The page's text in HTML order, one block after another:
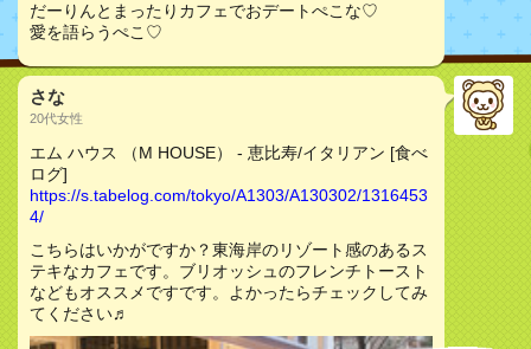
だーりんとまったりカフェでおデートぺこな♡
愛を語らうぺこ♡
さな
20代女性
エム ハウス （M HOUSE） - 恵比寿/イタリアン [食べ
ログ]
https://s.tabelog.com/tokyo/A1303/A130302/1316453
4/
こちらはいかがですか？東海岸のリゾート感のあるス
テキなカフェです。ブリオッシュのフレンチトースト
などもオススメですです。よかったらチェックしてみ
てください♬